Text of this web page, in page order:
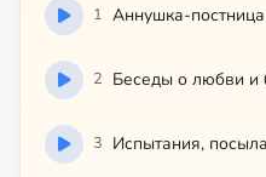
1
2 Беседы о любви и
3 Испытания,